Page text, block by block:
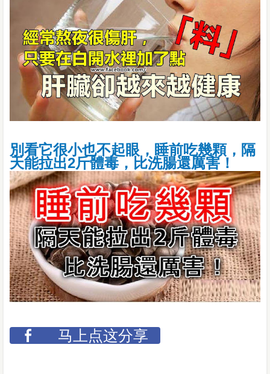
別看它很小也不起眼，睡前吃幾顆，隔
天能拉出2斤體毒，比洗腸還厲害！
马上点这分享